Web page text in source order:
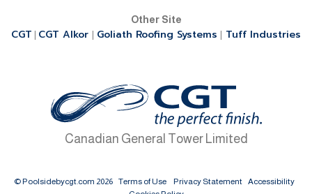
Other Site
CGT CGT Alkor Goliath Roofing Systems Tuff Industries
Canadian General Tower Limited
© Poolsidebycgt.com 2026 Terms of Use Privacy Statement
Accessibility